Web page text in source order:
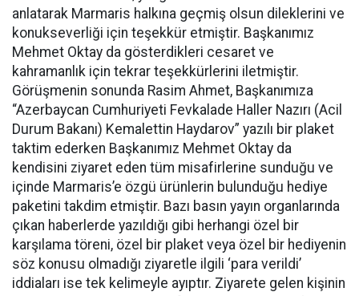
anlatarak Marmaris halkına geçmiş olsun dileklerini ve
konukseverliği için teşekkür etmiştir. Başkanımız
Mehmet Oktay da gösterdikleri cesaret ve
kahramanlık için tekrar teşekkürlerini iletmiştir.
Görüşmenin sonunda Rasim Ahmet, Başkanımıza
“Azerbaycan Cumhuriyeti Fevkalade Haller Nazırı (Acil
Durum Bakanı) Kemalettin Haydarov” yazılı bir plaket
taktim ederken Başkanımız Mehmet Oktay da
kendisini ziyaret eden tüm misafirlerine sunduğu ve
içinde Marmaris’e özgü ürünlerin bulunduğu hediye
paketini takdim etmiştir. Bazı basın yayın organlarında
çıkan haberlerde yazıldığı gibi herhangi özel bir
karşılama töreni, özel bir plaket veya özel bir hediyenin
söz konusu olmadığı ziyaretle ilgili ‘para verildi’
iddiaları ise tek kelimeyle ayıptır. Ziyarete gelen kişinin